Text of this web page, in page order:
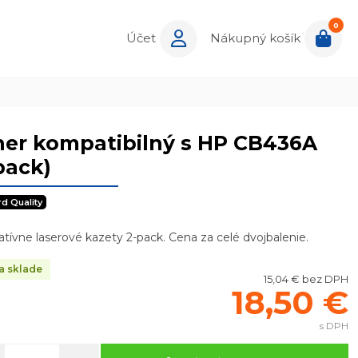
Účet Nákupný košík
0
kompatibilný s HP CB436A
Quality
laserové kazety 2-pack. Cena za celé dvojbalenie.
sklade
15,04 € bez DPH
18,50 €
s DPH